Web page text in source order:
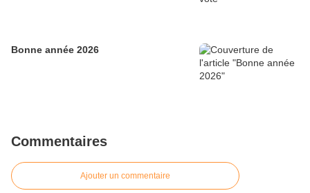
Bonne année 2026
Commentaires
Ajouter un commentaire